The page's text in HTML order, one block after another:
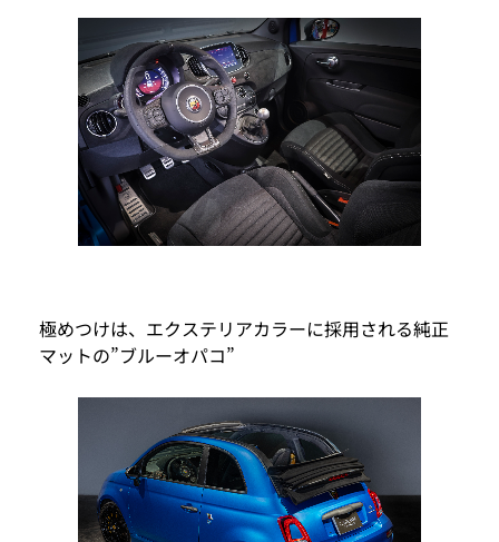
極めつけは、エクステリアカラーに採用される純正
マットの”ブルーオパコ”